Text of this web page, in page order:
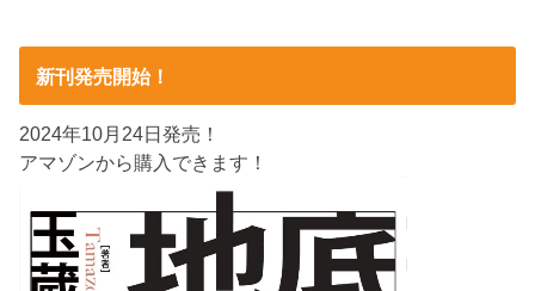
新刊発売開始！
2024年10月24日発売！
アマゾンから購入できます！